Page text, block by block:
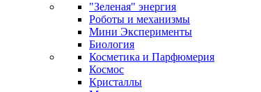
"Зеленая" энергия
Роботы и механизмы
Мини Эксперименты
Биология
Косметика и Парфюмерия
Космос
Кристаллы